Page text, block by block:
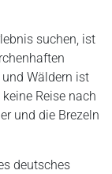
suchen, ist
Wäldern ist
Reise nach
und die Brezeln
deutsches